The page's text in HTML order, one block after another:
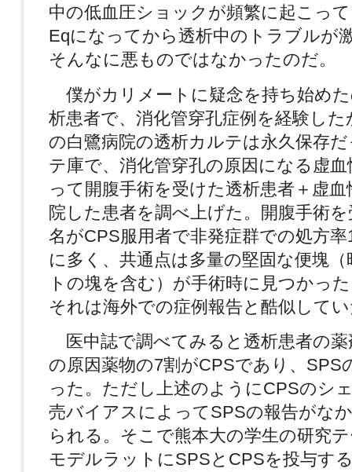
中の低血圧ショックが頻繁に起こっ
Eqになってから透析中のトラブルが
そんなに悪ものではなかったのだ。
僕がカリメートに疑念を持ち始め
析患者で、消化管穿孔症例を経験し
の白鷺病院の透析カルテは永久保存
テ庫で、消化管穿孔の原因になる虚
って開腹手術を受けた透析患者＋虚
院した患者を調べ上げた。開腹手術
名がCPS服用者で非発症群での処方
に多く、共通点は多量の堅固な便塊
トの塊を含む）が手術時に見つかっ
それは海外での症例報告と酷似して
医中誌で調べてみると透析患者の薬
の原因薬物の7割がCPSであり、SPS
った。ただし上述のようにCPSのシ
売バイアスによってSPSの報告がな
られる。そこで熊本大の学生の研究
モデルラットにSPSとCPSを投与す